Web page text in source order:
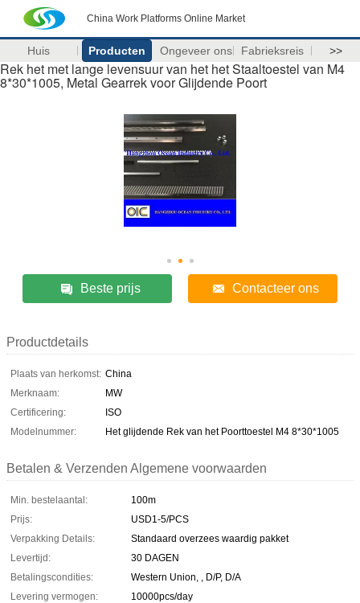
China Work Platforms Online Market
Huis Producten Ongeveer ons Fabrieksreis >>
Rek het met lange levensuur van het het Staaltoestel van M4
8*30*1005, Metal Gearrek voor Glijdende Poort
Beste prijs Contacteer ons
Productdetails
Plaats van herkomst: China
Merknaam:
MW
Certificering:
ISO
Modelnummer:
Het glijdende Rek van het Poorttoestel M4 8*30*1005
Betalen & Verzenden Algemene voorwaarden
Min. bestelaantal:
100m
Prijs:
USD1-5/PCS
Verpakking Details:
Standaard overzees waardig pakket
Levertijd:
30 DAGEN
Betalingscondities:
Western Union, , D/P, D/A
Levering vermogen:
10000pcs/day